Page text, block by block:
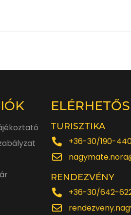
TURISZTIKA
+36-30/190-
RENDEZVÉNY
+36-30/642-